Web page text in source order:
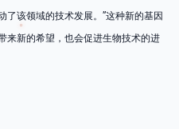
该领域的技术发展。”这种新的基因
来新的希望，也会促进生物技术的进